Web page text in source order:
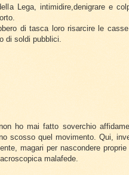
Lega, intimidire,denigrare e
di tasca loro risarcire le
di soldi pubblici.
ho mai fatto soverchio
scosso quel movimento. Qui,
magari per nascondere
malafede.